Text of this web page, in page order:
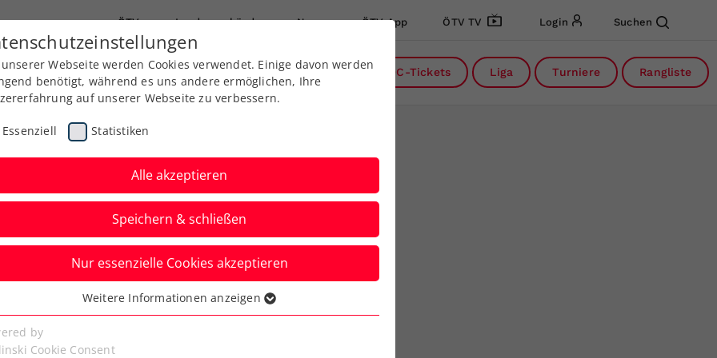
ÖTV Landesverbände News ÖTV App ÖTV TV Login Suchen
Ausbildung Services Über uns Kreise DC-Tickets Liga Turniere Rangliste
feiert in
Challenger-
Webseite werden Cookies verwendet. Einige davon werden
benötigt, während es uns andere ermöglichen, Ihre
auf unserer Webseite zu verbessern.
Essenziell Statistiken
Alle akzeptieren
Speichern & schließen
Nur essenzielle Cookies akzeptieren
Cookies werden für grundlegende Funktionen der
benötigt. Dadurch ist gewährleistet, dass die Webseite
Weitere Informationen anzeigen
by
Cookie Consent